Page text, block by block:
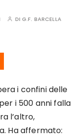
DI G.F. BARCELLA
i confini delle
i 500 anni falla
l’altro,
Ha affermato: